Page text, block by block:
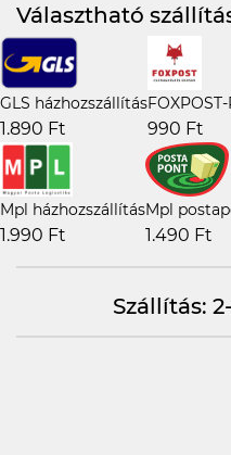
Választható
GLS házhozszállítás
1.890 Ft 990 Ft
Mpl házhozszállítás
1.990 Ft
Mpl
1.490 Ft
Szállítás: